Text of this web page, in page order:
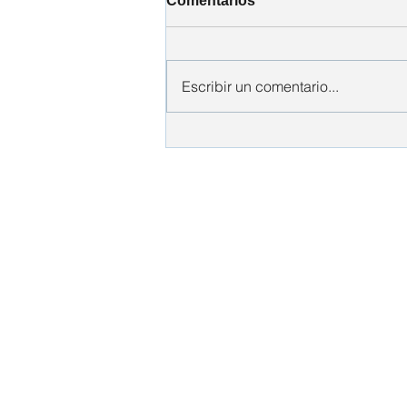
Escribir un comentario...